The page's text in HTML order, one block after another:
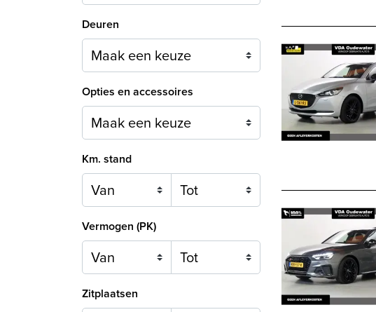
Deuren
Maak een keuze
Opties en accessoires
Maak een keuze
Km. stand
Vermogen (PK)
Zitplaatsen